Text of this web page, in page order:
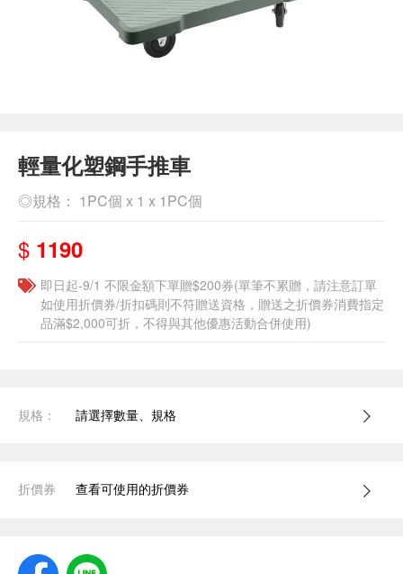
輕量化塑鋼手推車
◎規格： 1PC個 x 1 x 1PC個
$ 1190
即日起-9/1 不限金額下單贈$200券(單筆不累贈，請注意訂單
如使用折價券/折扣碼則不符贈送資格，贈送之折價券消費指定
品滿$2,000可折，不得與其他優惠活動合併使用)
規格： 請選擇數量、規格
折價券 查看可使用的折價券